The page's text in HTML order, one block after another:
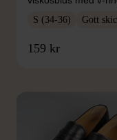
S (34-36) Gott
159 kr
FRÅN